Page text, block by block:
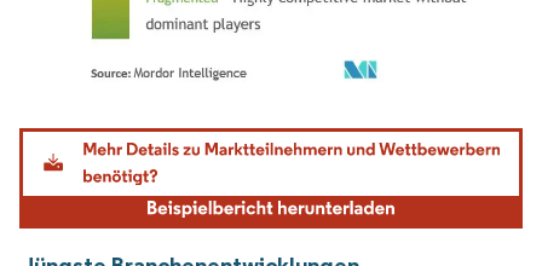
Bild © Mordor Intelligence. Wiederverwendung erfordert Namensnennung gemäß